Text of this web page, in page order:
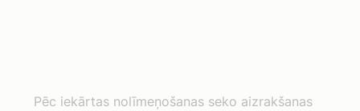
Pēc iekārtas nolīmeņošanas seko aizrakšanas